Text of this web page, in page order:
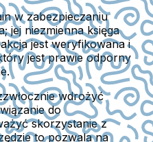
w zabezpieczaniu
jej niezmienna księga
jest weryfikowana i
jest prawie odporny
wdrożyć
do
skorzystanie z
to pozwala na